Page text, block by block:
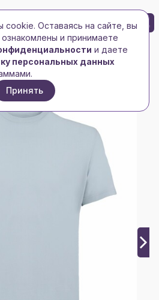
ЛОГО 0
/Мужские футболки /
светло-голубая
cookie. Оставаясь на сайте, вы
и принимаете
и даете
персональных данных
Принять